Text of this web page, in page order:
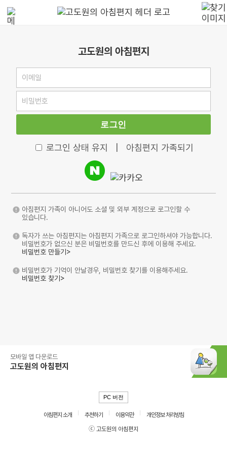
고도원의 아침편지
로그인
로그인 상태 유지 아침편지 가족되기
아침편지 가족이 아니어도 소셜 및 외부 계정으로 로그인할 수
있습니다.
독자가 쓰는 아침편지는 아침편지 가족으로 로그인하셔야 가능합니다.
비밀번호가 없으신 분은 비밀번호를 만드신 후에 이용해 주세요.
비밀번호 만들기>
비밀번호가 기억이 안날경우, 비밀번호 찾기를 이용해주세요.
비밀번호 찾기>
모바일 앱 다운로드
고도원의 아침편지
PC 버전
아침편지 소개 추천하기 이용약관
개인정보 처리방침
ⓒ 고도원의 아침편지